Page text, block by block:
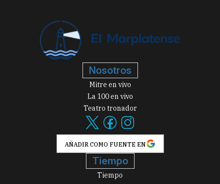
Nosotros
Mitre en vivo
La 100 en vivo
Teatro tronador
AÑADIR COMO FUENTE EN
Tiempo
Tiempo